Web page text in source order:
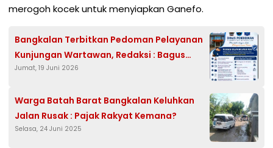
merogoh kocek untuk menyiapkan Ganefo.
Bangkalan Terbitkan Pedoman Pelayanan
Kunjungan Wartawan, Redaksi : Bagus
Jangan Lari
Jumat, 19 Juni 2026
Warga Batah Barat Bangkalan Keluhkan
Jalan Rusak : Pajak Rakyat Kemana?
Selasa, 24 Juni 2025